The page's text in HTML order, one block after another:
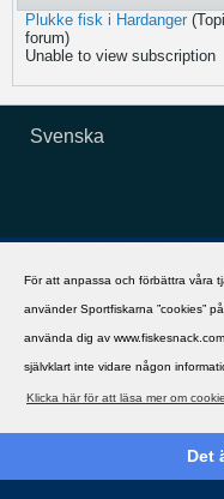
För att anpassa och förbättra våra
använder Sportfiskarna ”cookies”
använda dig av
självklart inte vidare någon
Klicka här för att läsa mer om
Det
Plukke fisk i Hardanger
forum)
Unable to view subscription
Svenska
Copyright ©2002 - 2021,
Copyright ©
All